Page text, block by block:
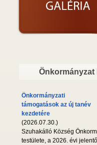
Önkormányzat
Önkormányzati
támogatások az új tanév
kezdetére
(2026.07.30.)
Szuhakálló Község
testülete, a 2026. évi